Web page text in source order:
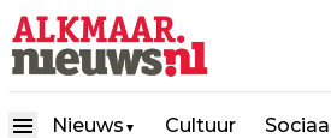
Nieuws ▼ Cultuur